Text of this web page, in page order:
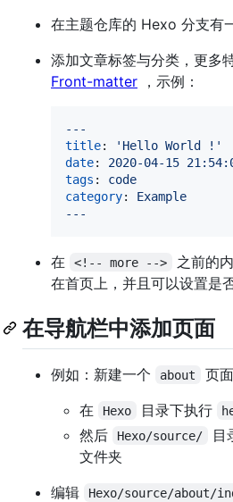
在主题仓库的 Hexo 分支有
添加文章标签与分类，更多
Front-matter ，示例：
---
title: ' Hello World ! '
date: 2020-04-15
tags : code
category: Example
---
在 <!-- more -->
之前的
在首页上，并且可以设置是
在导航栏中添加页面
例如：新建一个 about
页面
在
Hexo 目录下执行
然后 Hexo/source/ 目
文件夹
编辑
Hexo/source/about/